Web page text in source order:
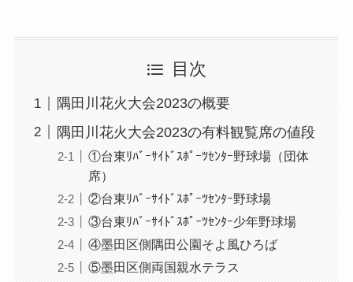
目次
隅田川花火大会2023の概要
隅田川花火大会2023の有料観覧席の値段
①台東ﾘﾊﾞｰｻｲﾄﾞｽﾎﾟｰﾂｾﾝﾀｰ野球場（団体
席）
②台東ﾘﾊﾞｰｻｲﾄﾞｽﾎﾟｰﾂｾﾝﾀｰ野球場
③台東ﾘﾊﾞｰｻｲﾄﾞｽﾎﾟｰﾂｾﾝﾀｰ少年野球場
④墨田区側隅田公園そよ風ひろば
⑤墨田区側両国親水テラス